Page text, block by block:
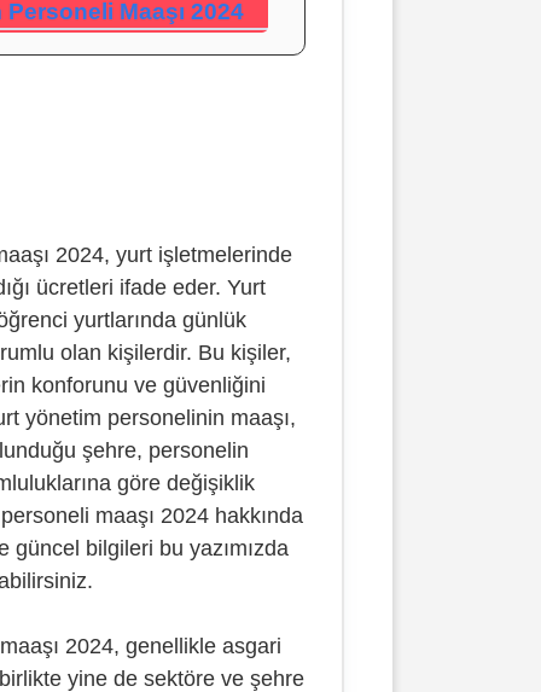
Maaşı 2024
2024, yurt işletmelerinde
ücretleri ifade eder. Yurt
yurtlarında günlük
olan kişilerdir. Bu kişiler,
konforunu ve güvenliğini
yönetim personelinin maaşı,
şehre, personelin
göre değişiklik
maaşı 2024 hakkında
bilgileri bu yazımızda
2024, genellikle asgari
yine de sektöre ve şehre